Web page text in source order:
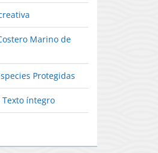
Marino de
Protegidas
Texto íntegro